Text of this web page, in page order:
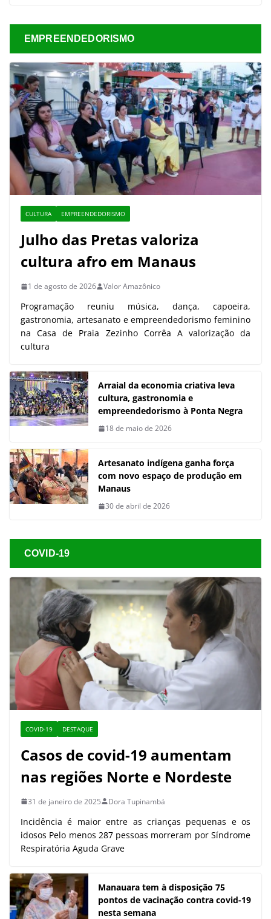
EMPREENDEDORISMO
CULTURA EMPREENDEDORISMO
Julho das Pretas valoriza
cultura afro em Manaus
1 de agosto de 2026 Valor Amazônico
Programação reuniu música, dança, capoeira,
gastronomia, artesanato e empreendedorismo feminino
na Casa de Praia Zezinho Corrêa A valorização da
cultura
Arraial da economia criativa leva
cultura, gastronomia e
empreendedorismo à Ponta Negra
18 de maio de 2026
Artesanato indígena ganha força
com novo espaço de produção em
Manaus
30 de abril de 2026
COVID-19
COVID-19 DESTAQUE
Casos de covid-19 aumentam
nas regiões Norte e Nordeste
31 de janeiro de 2025 Dora Tupinambá
Incidência é maior entre as crianças pequenas e os
idosos Pelo menos 287 pessoas morreram por Síndrome
Respiratória Aguda Grave
Manauara tem à disposição 75
pontos de vacinação contra covid-19
nesta semana